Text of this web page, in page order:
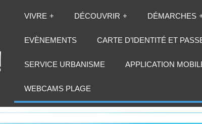
VIVRE DÉCOUVRIR DÉMARCHES
EVÈNEMENTS CARTE D’IDENTITÉ ET
SERVICE URBANISME APPLICATION
WEBCAMS PLAGE